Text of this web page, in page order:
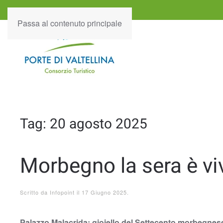
Passa al contenuto principale
Tag: 20 agosto 2025
Morbegno la sera è
Scritto da Infopoint il 17 Giugno 2025